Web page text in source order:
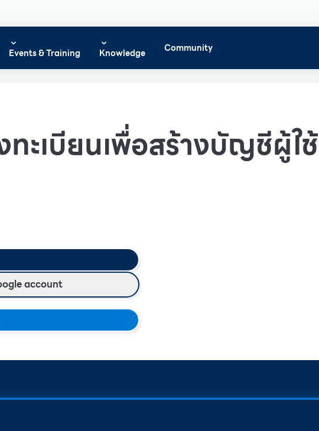
Events & Training Knowledge Community
ทะเบียนเพื่อสร้างบัญชีผู้ใช้
account